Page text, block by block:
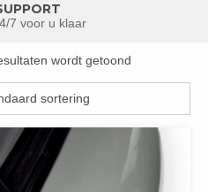
7 voor u klaar
wordt getoond